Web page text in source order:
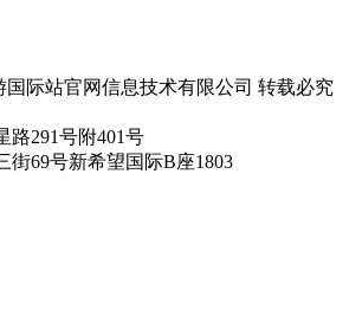
国际站官网信息技术有限公司 转载必究
路291号附401号
街69号新希望国际B座1803